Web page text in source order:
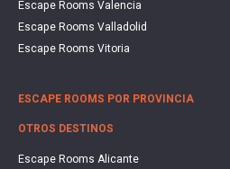
Escape Rooms Valencia
Escape Rooms Valladolid
Escape Rooms Vitoria
ESCAPE ROOMS POR PROVINCIA
OTROS DESTINOS
Escape Rooms Alicante